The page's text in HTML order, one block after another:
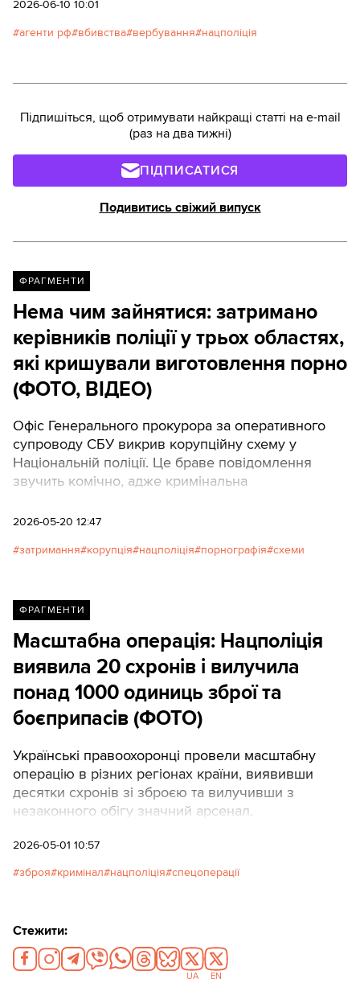
2026-06-10 10:01
агенти рф вбивства вербування нацполіція
Підпишіться, щоб отримувати найкращі статті на e-mail
(раз на два тижні)
ПІДПИСАТИСЯ
Подивитись свіжий випуск
ФРАГМЕНТИ
Нема чим зайнятися: затримано
керівників поліції у трьох областях,
які кришували виготовлення порно
(ФОТО, ВІДЕО)
Офіс Генерального прокурора за оперативного
супроводу СБУ викрив корупційну схему у
Національній поліції. Це браве повідомлення
звучить комічно, адже кримінальна
нонсенс.
2026-05-20 12:47
затримання корупція нацполіція порнографія схеми
ФРАГМЕНТИ
Масштабна операція: Нацполіція
виявила 20 схронів і вилучила
понад 1000 одиниць зброї та
боєприпасів (ФОТО)
Українські правоохоронці провели масштабну
операцію в різних регіонах країни, виявивши
десятки схронів зі зброєю та вилучивши з
незаконного обігу значний арсенал.
2026-05-01 10:57
зброя кримінал нацполіція спецоперації
Стежити:
UA EN